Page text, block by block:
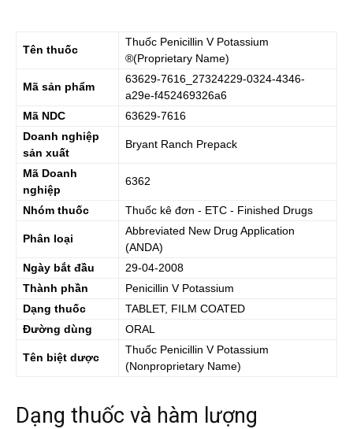
Tên thuốc
Thuốc Penicillin V Potassium
®(Proprietary Name)
Mã sản phẩm
63629-7616_27324229-0324-4346-
a29e-f452469326a6
Mã NDC
63629-7616
Doanh nghiệp
sản xuất
Bryant Ranch Prepack
Mã Doanh
nghiệp
6362
Nhóm thuốc Thuốc kê đơn - ETC - Finished Drugs
Phân loại
Abbreviated New Drug Application
(ANDA)
Ngày bắt đầu
29-04-2008
Thành phần
Penicillin V Potassium
Dạng thuốc
TABLET, FILM COATED
Đường dùng
ORAL
Tên biệt dược
Thuốc Penicillin V Potassium
(Nonproprietary Name)
Dạng thuốc và hàm lượng